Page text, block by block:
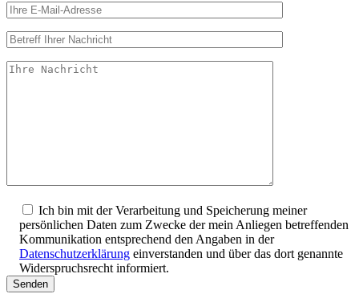
Ich bin mit der Verarbeitung und Speicherung meiner
persönlichen Daten zum Zwecke der mein Anliegen betreffenden
Kommunikation entsprechend den Angaben in der
Datenschutzerklärung einverstanden und über das dort genannte
Widerspruchsrecht informiert.